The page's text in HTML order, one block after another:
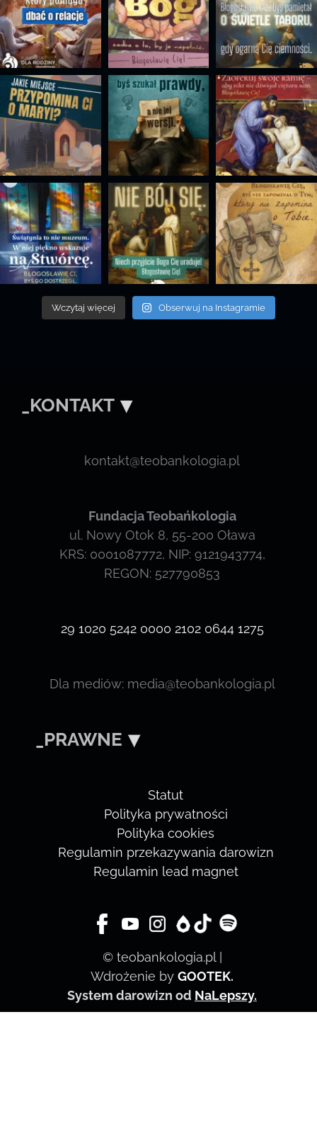
Wczytaj więcej Obserwuj na Instagramie
_KONTAKT
kontakt@teobankologia.pl
Fundacja Teobańkologia
ul. Nowy Otok 8, 55-200 Oława
KRS: 0001087772, NIP: 9121943774,
REGON: 527790853
29 1020 5242 0000 2102 0644 1275
Dla mediów: media@teobankologia.pl
_PRAWNE
Statut
Polityka prywatności
Polityka cookies
Regulamin przekazywania darowizn
Regulamin lead magnet
© teobankologia.pl |
Wdrożenie by GOOTEK.
System darowizn od NaLepszy.